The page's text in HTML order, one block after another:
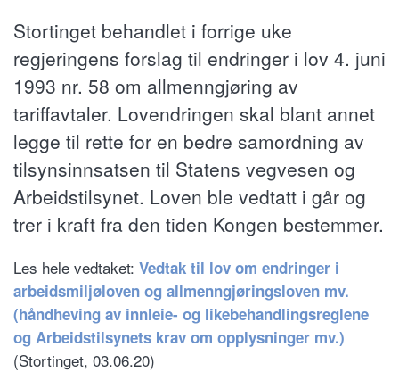
Stortinget behandlet i forrige uke
regjeringens forslag til endringer i lov 4. juni
1993 nr. 58 om allmenngjøring av
tariffavtaler. Lovendringen skal blant annet
legge til rette for en bedre samordning av
tilsynsinnsatsen til Statens vegvesen og
Arbeidstilsynet. Loven ble vedtatt i går og
trer i kraft fra den tiden Kongen bestemmer.
Les hele vedtaket: Vedtak til lov om endringer i
arbeidsmiljøloven og allmenngjøringsloven mv.
(håndheving av innleie- og likebehandlingsreglene
og Arbeidstilsynets krav om opplysninger mv.)
(Stortinget, 03.06.20)